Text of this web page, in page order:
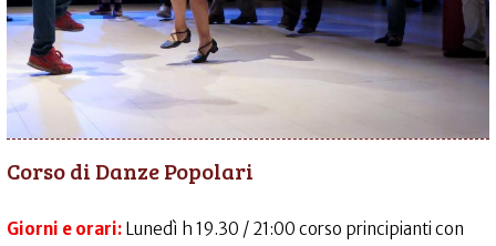
Corso di Danze Popolari
Giorni e orari: Lunedì h 19.30 / 21:00 corso principianti con